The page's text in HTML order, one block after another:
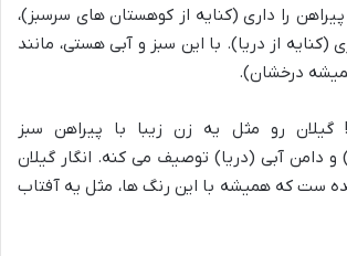
پیراهن را داری (کنایه از کوهستان های سرسبز)،
(کنایه از دریا). با این سبز و آبی هستی، مانند
درخشان).
رو مثل یه زن زیبا با پیراهن سبز
دامن آبی (دریا) توصیف می کنه. انگار گیلان
ست که همیشه با این رنگ ها، مثل یه آفتاب